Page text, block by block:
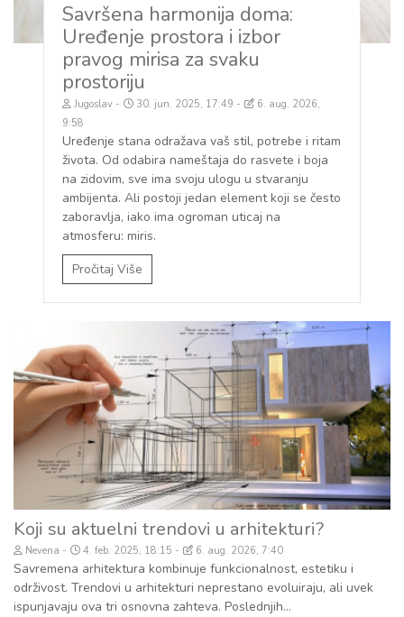
Savršena harmonija doma:
Uređenje prostora i izbor
pravog mirisa za svaku
prostoriju
Jugoslav 30. jun. 2025, 17:49
6. aug. 2026,
9:58
Uređenje stana odražava vaš stil, potrebe i ritam
života. Od odabira nameštaja do rasvete i boja
na zidovim, sve ima svoju ulogu u stvaranju
ambijenta. Ali postoji jedan element koji se često
zaboravlja, iako ima ogroman uticaj na
atmosferu: miris.
Pročitaj Više
Koji su aktuelni trendovi u arhitekturi?
Nevena 4. feb. 2025, 18:15 6. aug. 2026, 7:40
Savremena arhitektura kombinuje funkcionalnost, estetiku i
održivost. Trendovi u arhitekturi neprestano evoluiraju, ali uvek
ispunjavaju ova tri osnovna zahteva. Poslednjih...